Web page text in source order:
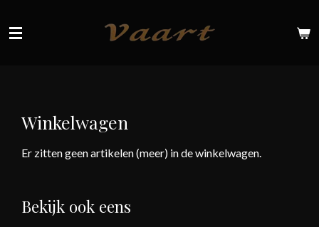
direct
Winkelwagen
Er zitten geen artikelen (meer) in de winkelwagen.
Bekijk ook eens